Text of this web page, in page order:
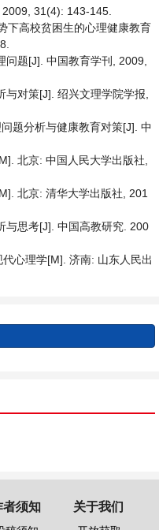
31(4): 143-145.
下高校贫困生的心理健康教育
问题[J]. 中国教育学刊, 2009,
对策[J]. 绍兴文理学院学报,
题分析与健康教育对策[J]. 中
北京: 中国人民大学出版社,
北京: 清华大学出版社, 201
与思考[J]. 中国高教研究. 200
心理学[M]. 济南: 山东人民出
者须知 关于我们